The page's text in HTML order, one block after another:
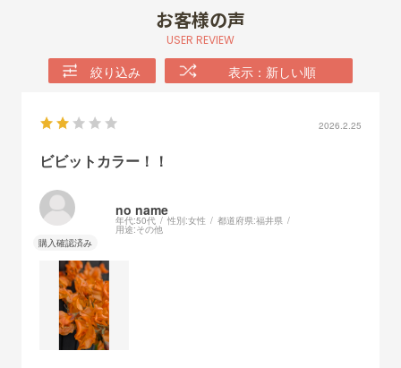
お客様の声
USER REVIEW
絞り込み 表示：新しい順
2026.2.25
ビビットカラー！！
no name
年代:50代 性別:女性 都道府県:福井県
用途:その他